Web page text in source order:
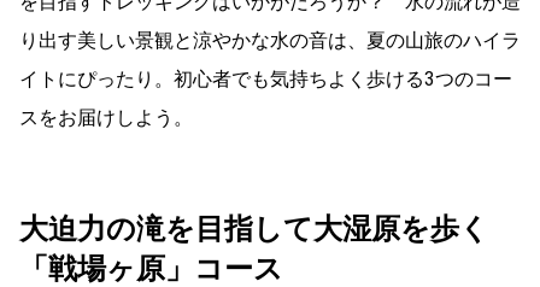
り出す美しい景観と涼やかな水の音は、夏の山旅のハイラ
イトにぴったり。初心者でも気持ちよく歩ける3つのコー
スをお届けしよう。
大迫力の滝を目指して大湿原を歩く
「戦場ヶ原」コース